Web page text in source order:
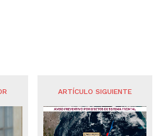
ARTÍCULO SIGUIENTE